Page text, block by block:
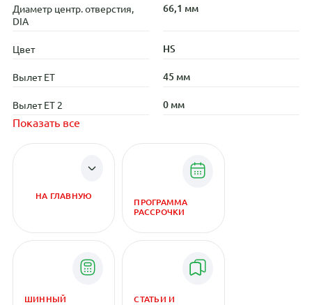
Диаметр центр. отверстия,
DIA
66,1 мм
Цвет HS
Вылет ET 45 мм
Вылет ET 2 0 мм
Показать все
НА ГЛАВНУЮ
ПРОГРАММА
РАССРОЧКИ
ШИННЫЙ
СТАТЬИ И